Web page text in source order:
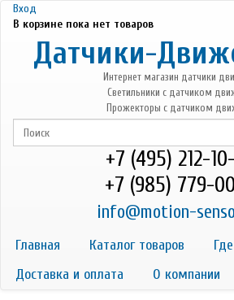
Перейти к основному содержанию
Вход
В корзине пока нет товаров
Датчики-
Интернет магазин датчики
Светильники с датчиком
Прожекторы с датчиком
+7 (495) 212-
+7 (985) 779-
info@motion-
Главная Каталог товаров
Доставка и оплата
О компании